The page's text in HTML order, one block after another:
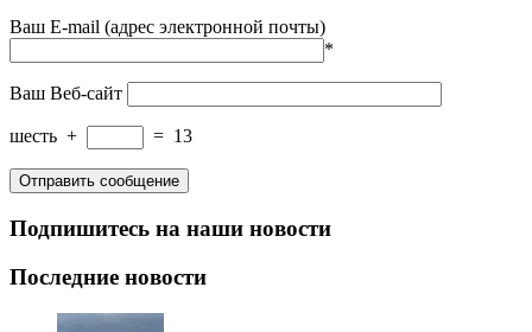
Ваш E-mail (адрес электронной почты)
*
Ваш Веб-сайт
шесть + = 13
Подпишитесь на наши новости
Последние новости